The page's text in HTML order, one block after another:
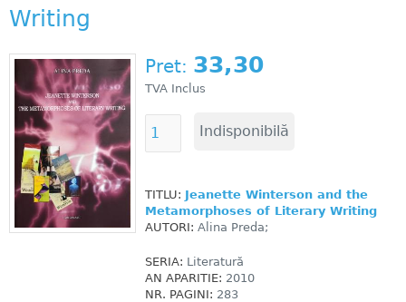
Writing
Pret: 33,30
TVA Inclus
TITLU: Jeanette Winterson and the
Metamorphoses of Literary Writing
AUTORI: Alina Preda;
SERIA: Literatură
AN APARITIE: 2010
NR. PAGINI: 283